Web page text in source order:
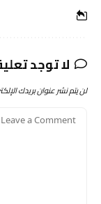
لا توجد
لن يتم نشر عنوان بريدك